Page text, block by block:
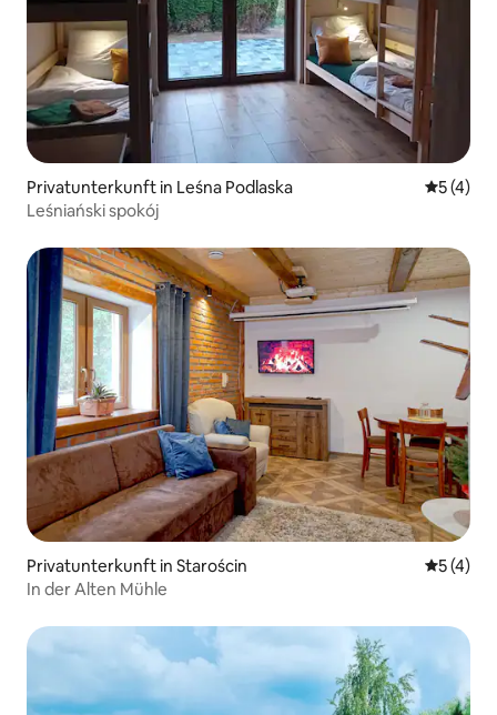
Privatunterkunft in Leśna Podlaska
5 (4)
Leśniański spokój
Privatunterkunft in Starościn
5 (4)
In der Alten Mühle